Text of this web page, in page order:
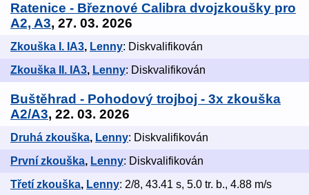
Ratenice - Březnové Calibra dvojzkoušky pro
A2, A3, 27. 03. 2026
Zkouška I. IA3, Lenny: Diskvalifikován
Zkouška II. IA3, Lenny: Diskvalifikován
Buštěhrad - Pohodový trojboj - 3x zkouška
A2/A3, 22. 03. 2026
Druhá zkouška, Lenny: Diskvalifikován
První zkouška, Lenny: Diskvalifikován
Třetí zkouška, Lenny: 2/8, 43.41 s, 5.0 tr. b., 4.88 m/s